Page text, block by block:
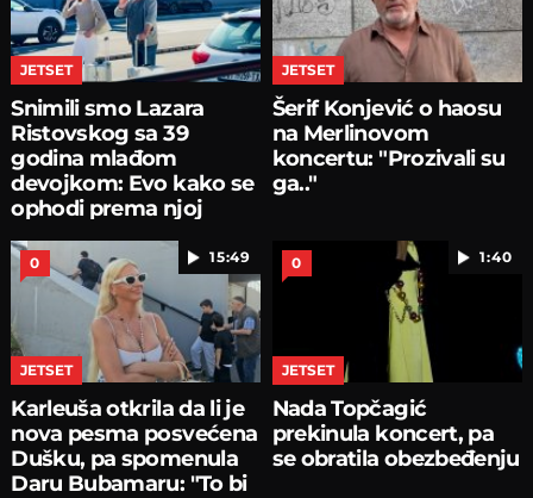
JETSET
Snimili smo Lazara
Ristovskog sa 39
godina mlađom
devojkom: Evo kako se
ophodi prema njoj
JETSET
Šerif Konjević o haosu
na Merlinovom
koncertu: "Prozivali su
ga.."
15:49
0
JETSET
Karleuša otkrila da li je
nova pesma posvećena
Dušku, pa spomenula
Daru Bubamaru: "To bi
1:40
0
JETSET
Nada Topčagić
prekinula koncert, pa
se obratila obezbeđenju